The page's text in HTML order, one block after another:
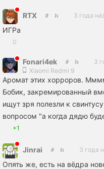
RTX 3 года
ИГРа
0
Fonari4ek
3
Xiaomi Redmi 9
Аромат этих хорроров.
Бобик, закремированный
ищут зря полезли к
вопросом "а когда дядю
+1
Jinrai 3 года
Опять же, есть на вёдра